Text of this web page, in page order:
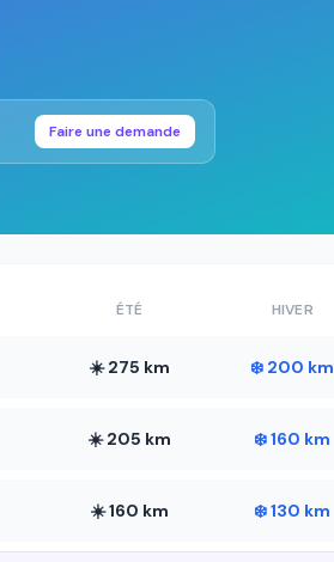
Faire une demande
ÉTÉ HIVER
☀️ 275 km ❄️ 200 km
☀️ 205 km ❄️ 160 km
☀️ 160 km ❄️ 130 km